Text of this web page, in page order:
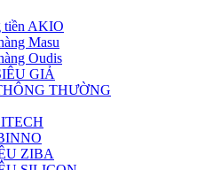
tiền AKIO
Masu
Oudis
GIẢ
THƯỜNG
ZIBA